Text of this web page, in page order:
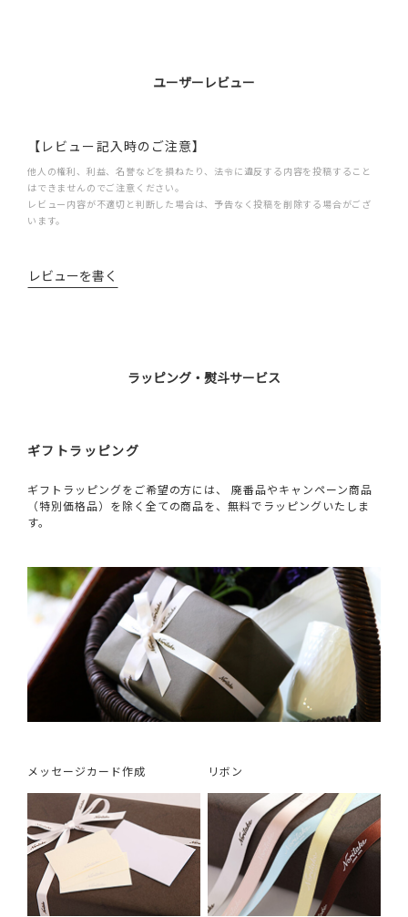
ユーザーレビュー
【レビュー記入時のご注意】
他人の権利、利益、名誉などを損ねたり、法令に違反する内容を投稿すること
はできませんのでご注意ください。
レビュー内容が不適切と判断した場合は、予告なく投稿を削除する場合がござ
います。
レビューを書く
ラッピング・熨斗サービス
ギフトラッピング
ギフトラッピングをご希望の方には、 廃番品やキャンペーン商品
（特別価格品）を除く全ての商品を、無料でラッピングいたしま
す。
メッセージカード作成 リボン